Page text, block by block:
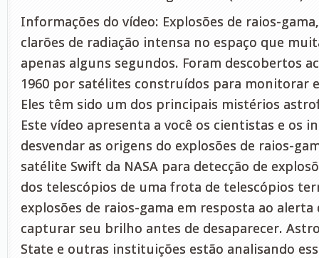
Informações do vídeo: Explosões de raios-
clarões de radiação intensa no espaço que
apenas alguns segundos. Foram descobertos
1960 por satélites construídos para monitorar
Eles têm sido um dos principais mistérios
Este vídeo apresenta a você os cientistas e os
desvendar as origens do explosões de raios-
satélite Swift da NASA para detecção de
dos telescópios de uma frota de telescópios
explosões de raios-gama em resposta ao
capturar seu brilho antes de desaparecer.
State e outras instituições estão analisando